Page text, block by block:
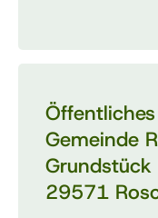
Gemeinde
29571